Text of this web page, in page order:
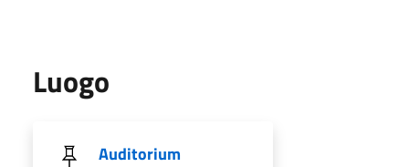
Luogo
Auditorium